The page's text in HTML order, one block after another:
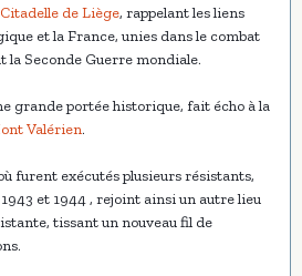
de Liège, rappelant les liens
et la France, unies dans le combat
la Seconde Guerre mondiale.
grande portée historique, fait écho à la
Valérien.
furent exécutés plusieurs résistants,
et 1944 , rejoint ainsi un autre lieu
tissant un nouveau fil de